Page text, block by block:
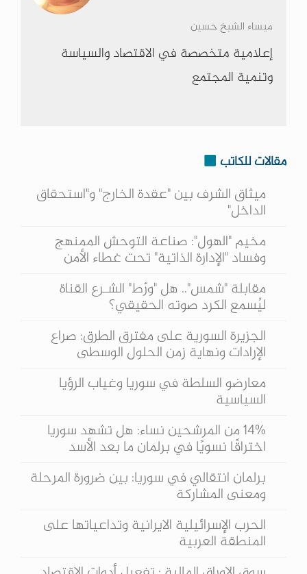
ميساء الشيخ حسين
إعلامية متخصصة في الاقتصاد والسياسة
وتنمية المجتمع
مقالات للكاتب
ميثاق الشرف بين "عقدة الخارج" و"استحقاق
الداخل"
مخيم "الهول": صناعة التوحش الممنهج
وفساد "الإدارة الذاتية" تحت غطاء الأمن
مقابلة "شمس".. هل "ورّط" الشـرع القناة
ليُسمع الكرد صوته الحقيقي؟
الجزيرة السورية على مفترق الطرق: صراع
الإرادات ونهاية زمن الحلول الوسطى
معارضو السلطة في سوريا وغياب الرؤيا
السياسية
14% من المرشحين نساء: هل تشهد سوريا
اختراقًا نسويًا في برلمان ما بعد الأسد
برلمان انتقالي في سوريا: بين ضرورة المرحلة
ومعنى المشاركة
الحرب الإسرائيلية الايرانية وتداعياتها على
المنطقة العربية